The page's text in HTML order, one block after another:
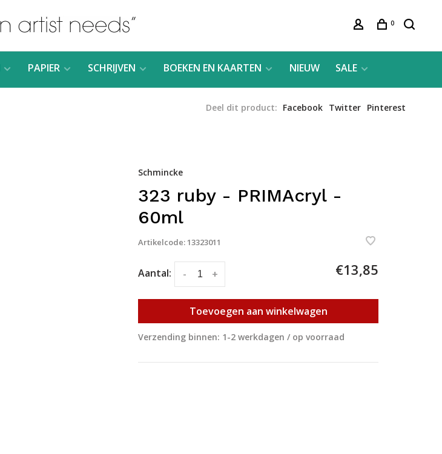
0
PAPIER SCHRIJVEN BOEKEN EN KAARTEN NIEUW SALE
Deel dit product: Facebook Twitter Pinterest
Schmincke
323 ruby - PRIMAcryl -
60ml
Artikelcode:13323011
Aantal: +
- €13,85
Toevoegen aan winkelwagen
Verzending binnen: 1-2 werkdagen / op voorraad